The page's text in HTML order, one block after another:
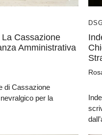
Cassazione
Amministrativa
di Cassazione
per la